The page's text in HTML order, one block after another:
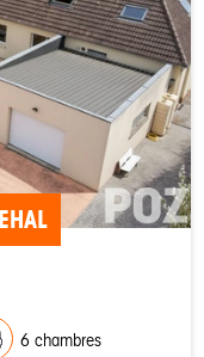
6 chambres